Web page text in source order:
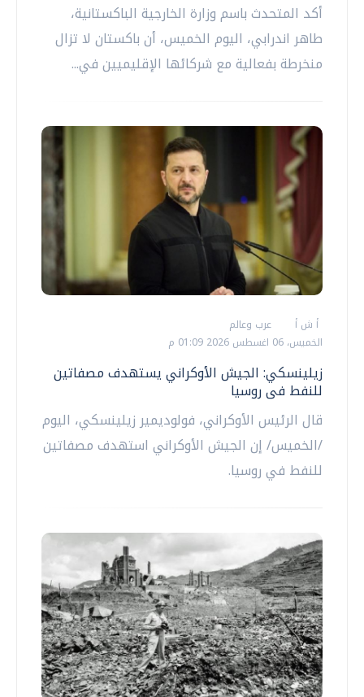
أكد المتحدث باسم وزارة الخارجية الباكستانية،
طاهر اندرابي، اليوم الخميس، أن باكستان لا تزال
منخرطة بفعالية مع شركائها الإقليميين في...
أ ش أ
عرب وعالم
الخميس، 06 اغسطس 2026 01:09 م
زيلينسكي: الجيش الأوكراني يستهدف مصفاتين
للنفط فى روسيا
قال الرئيس الأوكراني، فولوديمير زيلينسكي، اليوم
/الخميس/ إن الجيش الأوكراني استهدف مصفاتين
للنفط في روسيا.